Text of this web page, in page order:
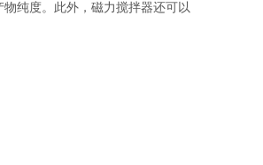
纯度。此外，磁力搅拌器还可以